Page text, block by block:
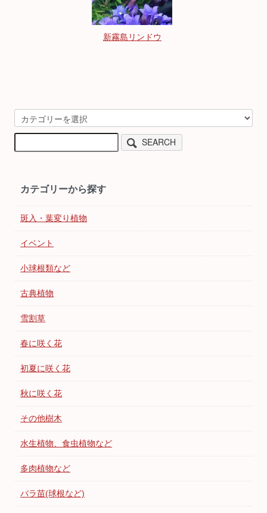
新霧島リンドウ
SEARCH
カテゴリーから探す
斑入・葉変り植物
イベント
小球根類など
古典植物
雪割草
春に咲く花
初夏に咲く花
秋に咲く花
その他樹木
水生植物、食虫植物など
多肉植物など
バラ苗(球根など)